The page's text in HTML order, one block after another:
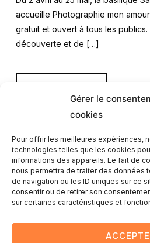
Gérer le
cookies
Pour offrir les meilleures expériences,
technologies telles que les cookies
informations des appareils. Le fait de
nous permettra de traiter des données
de navigation ou les ID uniques sur ce
consentir ou de retirer son
sur certaines caractéristiques et
accueille Photographie mon
gratuit et ouvert à tous les publics.
découverte et de […]
1 2 3 4